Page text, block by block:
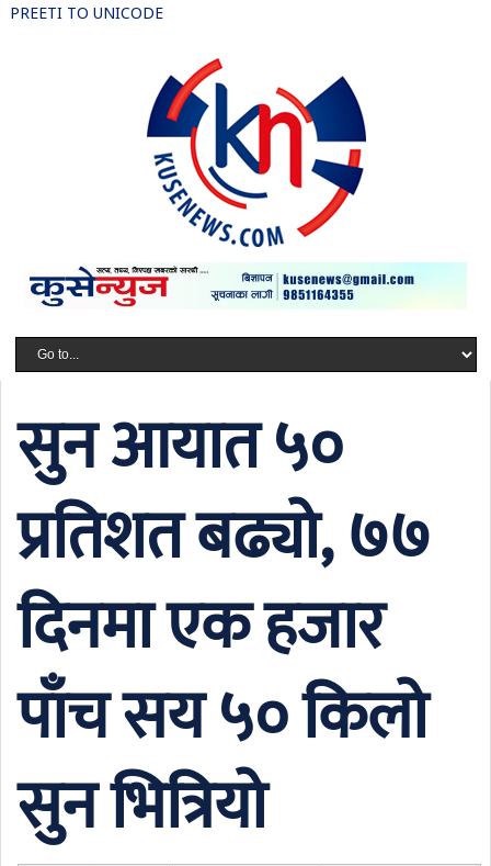
PREETI TO UNICODE
सुन आयात ५०
प्रतिशत बढ्यो, ७७
दिनमा एक हजार
पाँच सय ५० किलो
सुन भित्रियो